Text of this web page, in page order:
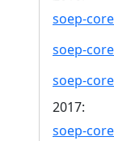
soep-
soep-
soep-
2017:
soep-